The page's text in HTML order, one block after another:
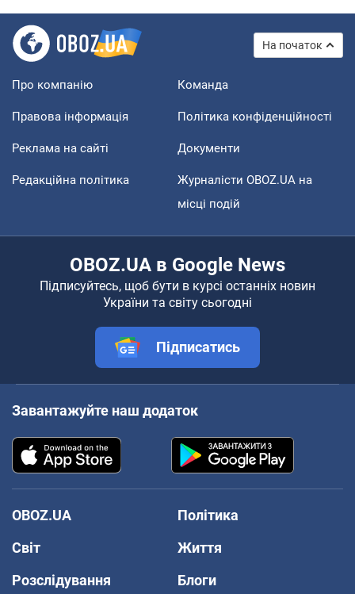
На початок
Про компанію Команда
Правова інформація Політика конфіденційності
Реклама на сайті Документи
Редакційна політика
Журналісти OBOZ.UA на
місці подій
OBOZ.UA в Google News
Підписуйтесь, щоб бути в курсі останніх новин
України та світу сьогодні
Підписатись
Завантажуйте наш додаток
OBOZ.UA
Політика
Світ
Життя
Розслідування
Блоги